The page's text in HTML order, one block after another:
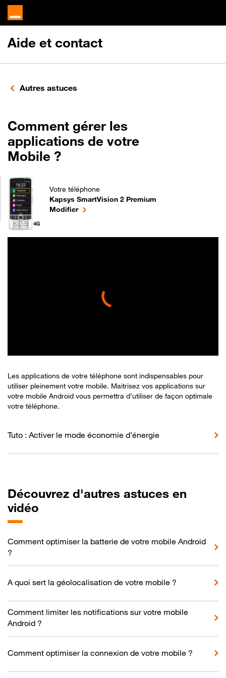
Aide et contact
Autres astuces
Comment gérer les
applications de votre
Mobile ?
Votre téléphone
Kapsys SmartVision 2 Premium
Comment gérer les applications de votre Mobile ?
Modifierle téléphone sélectionné
Les applications de votre téléphone sont indispensables pour
utiliser pleinement votre mobile. Maitrisez vos applications sur
votre mobile Android vous permettra d’utiliser de façon optimale
votre téléphone.
Tuto : Activer le mode économie d’énergie
Découvrez d'autres astuces en
vidéo
Comment optimiser la batterie de votre mobile Android
?
A quoi sert la géolocalisation de votre mobile ?
Comment limiter les notifications sur votre mobile
Android ?
Comment optimiser la connexion de votre mobile ?